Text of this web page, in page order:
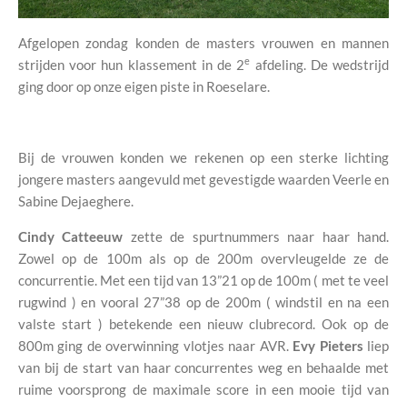
Afgelopen zondag konden de masters vrouwen en mannen
strijden voor hun klassement in de 2e afdeling. De wedstrijd
ging door op onze eigen piste in Roeselare.
Bij de vrouwen konden we rekenen op een sterke lichting
jongere masters aangevuld met gevestigde waarden Veerle en
Sabine Dejaeghere.
Cindy Catteeuw zette de spurtnummers naar haar hand.
Zowel op de 100m als op de 200m overvleugelde ze de
concurrentie. Met een tijd van 13”21 op de 100m ( met te veel
rugwind ) en vooral 27”38 op de 200m ( windstil en na een
valste start ) betekende een nieuw clubrecord. Ook op de
800m ging de overwinning vlotjes naar AVR. Evy Pieters liep
van bij de start van haar concurrentes weg en behaalde met
ruime voorsprong de maximale score in een mooie tijd van